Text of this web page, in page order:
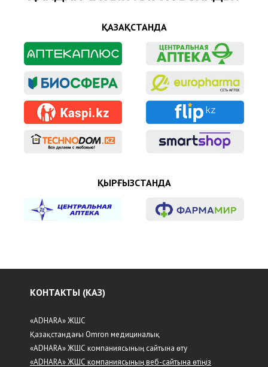
ҚАЗАҚСТАНДА
ҚЫРҒЫЗСТАНДА
КОНТАКТЫ (КАЗ)
«ADHARA» ЖШС
Қазақстандағы Omron медициналық
«ADHARA» ЖШС компаниясының сайтына өту
«ADHARA» ЖШС компаниясының веб-сайтына өтіңіз